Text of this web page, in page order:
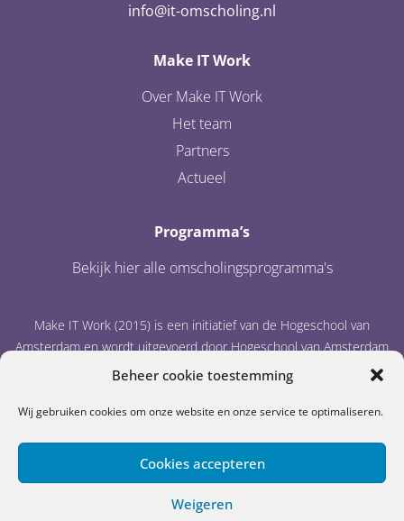
Beheer cookie toestemming
Wij gebruiken cookies om onze website en onze service te optimaliseren.
Cookies accepteren
Weigeren
info@it-omscholing.nl
Make IT Work
Over Make IT Work
Het team
Partners
Actueel
Programma’s
Bekijk hier alle omscholingsprogramma's
Make IT Work (2015) is een initiatief van de Hogeschool van
Amsterdam en wordt uitgevoerd door Hogeschool van Amsterdam
en IT Academy Noord-Nederland.
Privacystatement